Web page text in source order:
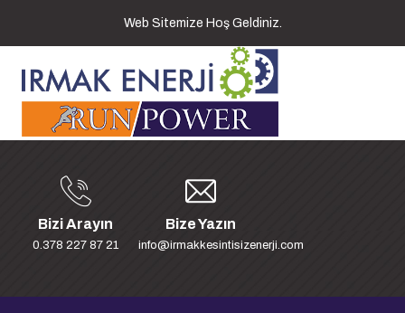
Web Sitemize Hoş Geldiniz.
Bizi Arayın
0.378 227 87 21
Bize Yazın
info@irmakkesintisizenerji.com